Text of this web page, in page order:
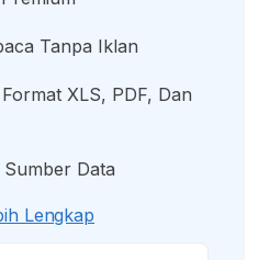
Tanpa Iklan
XLS, PDF, Dan
Data
Lengkap